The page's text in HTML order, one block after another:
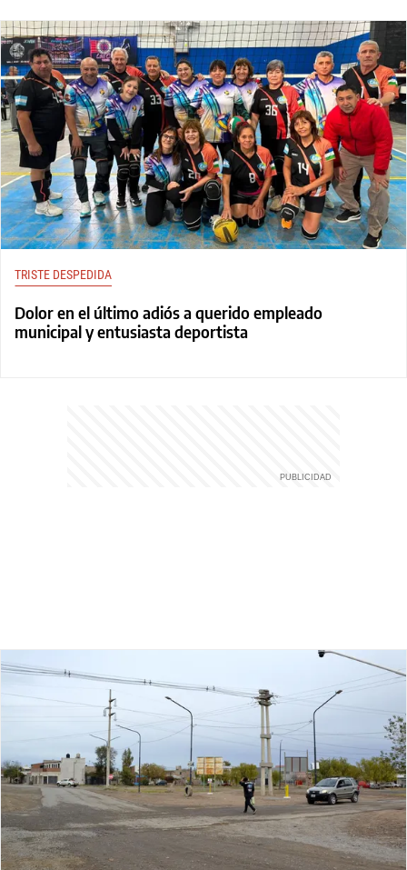
TRISTE DESPEDIDA
Dolor en el último adiós a querido empleado
municipal y entusiasta deportista